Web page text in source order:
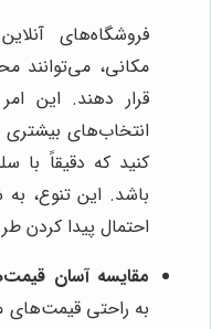
فروشگاه‌های
مکانی، می‌توانند
قرار دهند. این
انتخاب‌های بیشتری
کنید که دقیقاً با
باشد. این تنوع،
احتمال پیدا کردن
مقایسه آسان
به راحتی قیمت‌های